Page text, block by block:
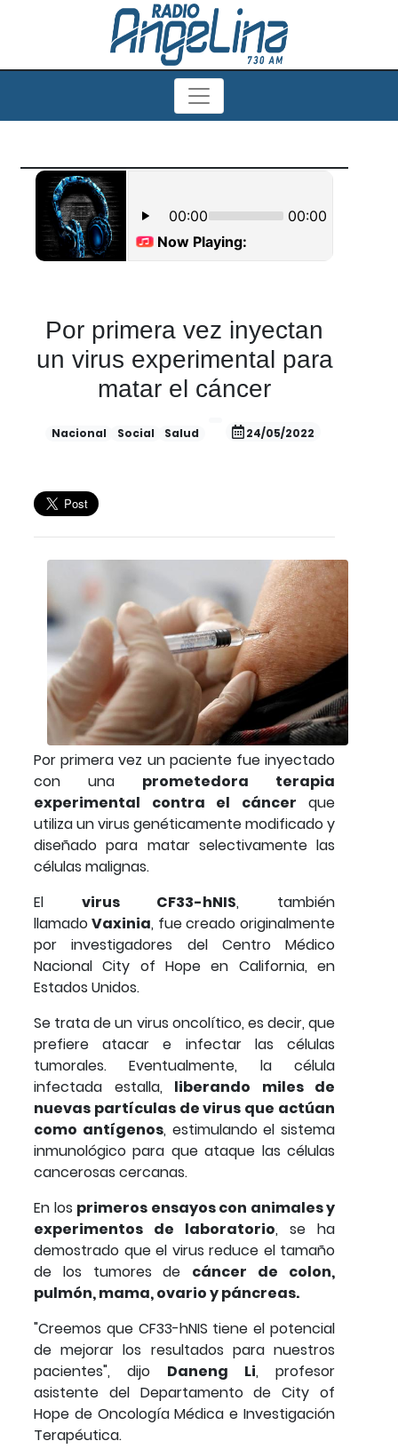
Por primera vez inyectan
un virus experimental para
matar el cáncer
Nacional Social Salud 24/05/2022
Por primera vez un paciente fue inyectado
con una prometedora terapia
experimental contra el cáncer que
utiliza un virus genéticamente modificado y
diseñado para matar selectivamente las
células malignas.
El virus CF33-hNIS, también
llamadoVaxinia, fue creado originalmente
por investigadores del Centro Médico
Nacional City of Hope en California, en
Estados Unidos.
Se trata de un virus oncolítico, es decir, que
prefiere atacar e infectar las células
tumorales. Eventualmente, la célula
infectada estalla, liberando miles de
nuevas partículas de virus que actúan
como antígenos, estimulando el sistema
inmunológico para que ataque las células
cancerosas cercanas.
En los primeros ensayos con animales y
experimentos de laboratorio, se ha
demostrado que el virus reduce el tamaño
de los tumores de cáncer de colon,
pulmón, mama, ovario y páncreas.
"Creemos que CF33-hNIS tiene el potencial
de mejorar los resultados para nuestros
pacientes", dijo Daneng Li, profesor
asistente del Departamento de City of
Hope de Oncología Médica e Investigación
Terapéutica.